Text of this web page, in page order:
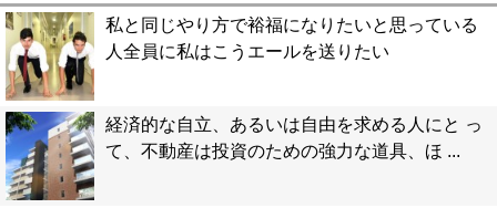
私と同じやり方で裕福になりたいと思っている
人全員に私はこうエールを送りたい
経済的な自立、あるいは自由を求める人にと っ
て、不動産は投資のための強力な道具、ほ ...